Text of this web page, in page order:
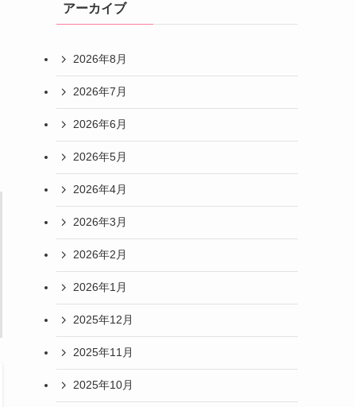
アーカイブ
2026年8月
2026年7月
2026年6月
2026年5月
2026年4月
2026年3月
2026年2月
2026年1月
2025年12月
2025年11月
2025年10月